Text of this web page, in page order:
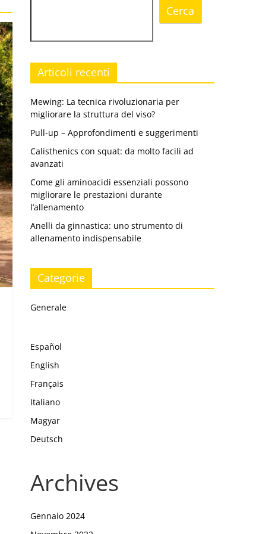
Cerca
Articoli recenti
Mewing: La tecnica rivoluzionaria per
migliorare la struttura del viso?
Pull-up – Approfondimenti e suggerimenti
Calisthenics con squat: da molto facili ad
avanzati
Come gli aminoacidi essenziali possono
migliorare le prestazioni durante
l’allenamento
Anelli da ginnastica: uno strumento di
allenamento indispensabile
Categorie
Generale
Español
English
Français
Italiano
Magyar
Deutsch
Archives
Gennaio 2024